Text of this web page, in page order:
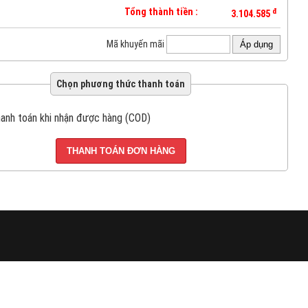
Tổng thành tiền : 3.104.585 đ
Mã khuyến mãi Áp dụng
Chọn phương thức thanh toán
toán khi nhận được hàng (COD)
THANH TOÁN ĐƠN HÀNG